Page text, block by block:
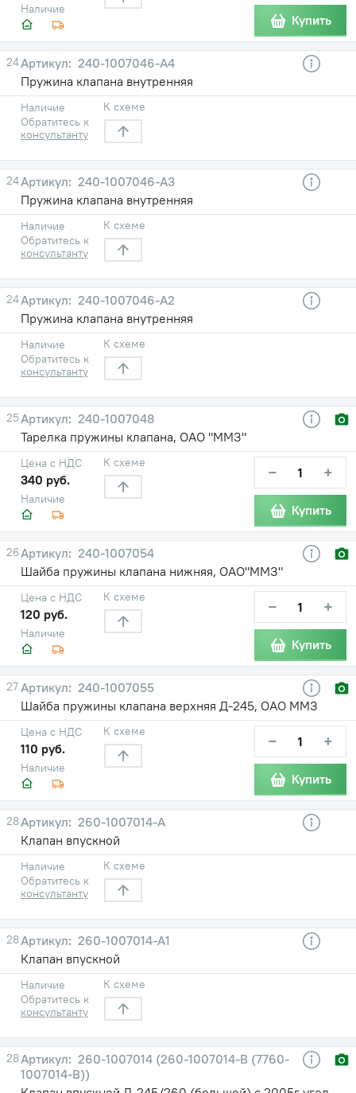
Наличие
Купить
24
240-1007046-А4
Пружина клапана внутренняя
Наличие
Обратитесь к
консультанту
К схеме
24
240-1007046-А3
Пружина клапана внутренняя
Наличие
Обратитесь к
консультанту
К схеме
24
240-1007046-А2
Пружина клапана внутренняя
Наличие
Обратитесь к
консультанту
К схеме
25
240-1007048
Тарелка пружины клапана, ОАО "ММЗ"
Наличие
Цена с НДС
340 руб.
К схеме − +
Купить
26
240-1007054
Шайба пружины клапана нижняя, ОАО"ММЗ"
Наличие
Цена с НДС
120 руб.
К схеме − +
Купить
27
240-1007055
Шайба пружины клапана верхняя Д-245, ОАО ММЗ
Наличие
Цена с НДС
110 руб.
К схеме − +
Купить
28
260-1007014-А
Клапан впускной
Наличие
Обратитесь к
консультанту
К схеме
28
260-1007014-А1
Клапан впускной
Наличие
Обратитесь к
консультанту
К схеме
28
260-1007014 (260-1007014-В (7760-
1007014-В))